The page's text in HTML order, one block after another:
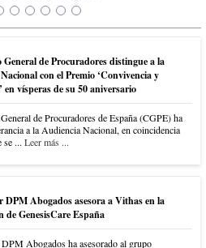
General de Procuradores distingue a la
con el Premio ‘Convivencia y
en vísperas de su 50 aniversario
de Procuradores de España (CGPE) ha
a la Audiencia Nacional, en coincidencia
se ... Leer más ...
DPM Abogados asesora a Vithas en la
de GenesisCare España
Abogados ha asesorado al grupo